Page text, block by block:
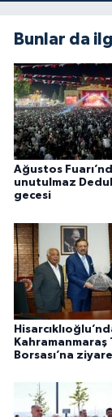
Bunlar da
Ağustos
unutulmaz
gecesi
Kahramanmaraş
Borsası’na